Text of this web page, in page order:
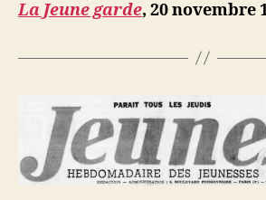
La Jeune garde, 20 novembre